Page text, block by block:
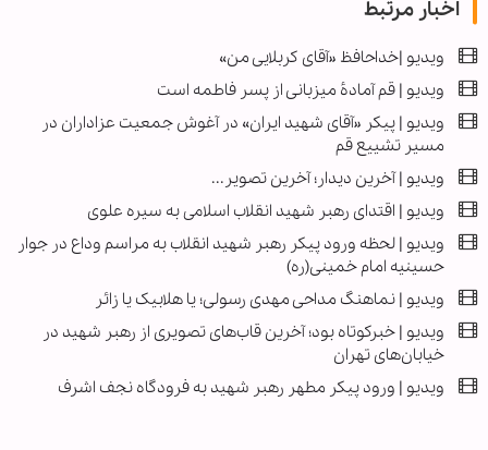
اخبار مرتبط
ویدیو |خداحافظ «آقای کربلایی من»
ویدیو | قم آمادهٔ میزبانی از پسر فاطمه است
ویدیو | پیکر «آقای شهید ایران» در آغوش جمعیت عزاداران در
مسیر تشییع قم
ویدیو | آخرین دیدار؛ آخرین تصویر...
ویدیو | اقتدای رهبر شهید انقلاب اسلامی به سیره علوی
ویدیو | لحظه ورود پیکر رهبر شهید انقلاب به مراسم وداع در جوار
حسینیه امام خمینی(ره)
ویدیو | نماهنگ مداحی مهدی رسولی؛ یا هلابیک یا زائر
ویدیو | خبرکوتاه بود؛ آخرین قاب‌های تصویری از رهبر شهید در
خیابان‌های تهران
ویدیو | ورود پیکر مطهر رهبر شهید به فرودگاه نجف اشرف